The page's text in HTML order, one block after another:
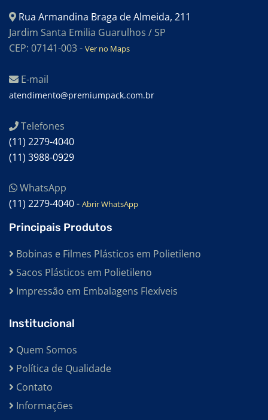
SACOS PEBD
SACOS PEAD
EMBALAGENS PLÁSTICAS PARA ALIMENTOS
EMBALAGENS TRANSPARENTES
EMBALAGENS TERMO ENCOLHÍVEL
EMBALAGENS EM POLIETILENO
BOBINAS PARA INDÚSTRIA
BOBINAS PLÁSTICA RECICLADAS COLORIDAS
BOBINAS PLÁSTICA RECICLADAS CANELA
BOBINAS PLÁSTICAS RECICLADAS CRISTAL
BOBINAS PLÁSTICAS RECICLADAS
Rua Armandina Braga de Almeida, 211
Jardim Santa Emilia Guarulhos / SP
CEP: 07141-003 - Ver no Maps
E-mail
atendimento@premiumpack.com.br
Telefones
(11) 2279-4040
(11) 3988-0929
WhatsApp
(11) 2279-4040- Abrir WhatsApp
Principais Produtos
Bobinas e Filmes Plásticos em Polietileno
Sacos Plásticos em Polietileno
Impressão em Embalagens Flexíveis
Institucional
Quem Somos
Política de Qualidade
Contato
Informações